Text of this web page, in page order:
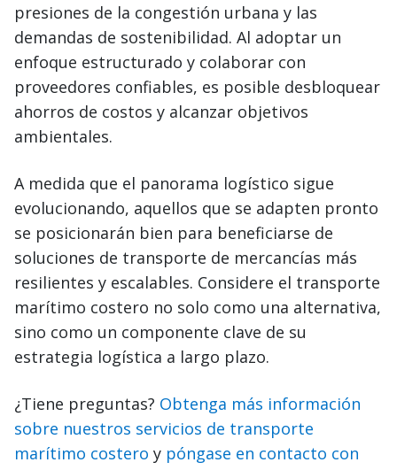
presiones de la congestión urbana y las
demandas de sostenibilidad. Al adoptar un
enfoque estructurado y colaborar con
proveedores confiables, es posible desbloquear
ahorros de costos y alcanzar objetivos
ambientales.
A medida que el panorama logístico sigue
evolucionando, aquellos que se adapten pronto
se posicionarán bien para beneficiarse de
soluciones de transporte de mercancías más
resilientes y escalables. Considere el transporte
marítimo costero no solo como una alternativa,
sino como un componente clave de su
estrategia logística a largo plazo.
¿Tiene preguntas? Obtenga más información
sobre nuestros servicios de transporte
marítimo costero y póngase en contacto con